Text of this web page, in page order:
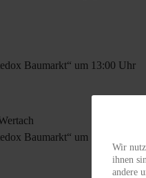
Baumarkt“ um 13:00 Uhr
Baumarkt“ um 13:00 Uhr
Wir
ihnen
andere